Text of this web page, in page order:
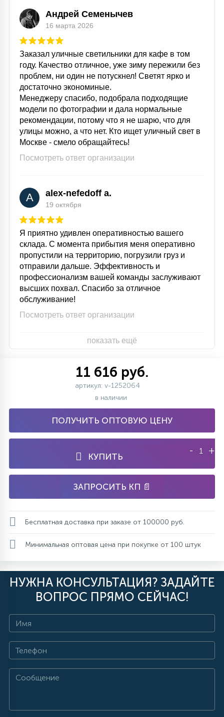
Андрей Семенычев
16 марта 2026
Заказал уличные светильники для кафе в том
году. Качество отличное, уже зиму пережили без
проблем, ни один не потускнел! Светят ярко и
достаточно экономиные.
Менеджеру спасибо, подобрала подходящие
модели по фотографии и дала нормальные
рекомендации, потому что я не шарю, что для
улицы можно, а что нет. Кто ищет уличный свет в
Москве - смело обращайтесь!
Посмотреть ответ организации
A alex-nefedoff a.
19 октября
Я приятно удивлен оперативностью вашего
склада. С момента прибытия меня оперативно
пропустили на территорию, погрузили груз и
отправили дальше. Эффективность и
профессионализм вашей команды заслуживают
высших похвал. Спасибо за отличное
обслуживание!
Посмотреть ответ организации
показать ещё
11 616 руб.
артикул: v-1252064
в наличии
ПОЛУЧИТЬ ОПТОВУЮ ЦЕНУ
КУПИТЬ
- +
ЗАПРОСИТЬ КП 📄
Бесплатная доставка при заказе от 100000 руб.
Минимальная оптовая цена при покупке от 100 штук
НУЖНА КОНСУЛЬТАЦИЯ? ЗАДАЙТЕ
ВОПРОС ПРЯМО СЕЙЧАС!